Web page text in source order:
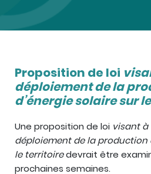
Proposition de loi
déploiement de la
d’énergie solaire sur
Une proposition de loi visant à
déploiement de la production
le territoiredevrait être
prochaines semaines.